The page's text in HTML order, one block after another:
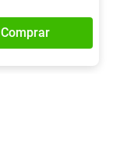
Comprar